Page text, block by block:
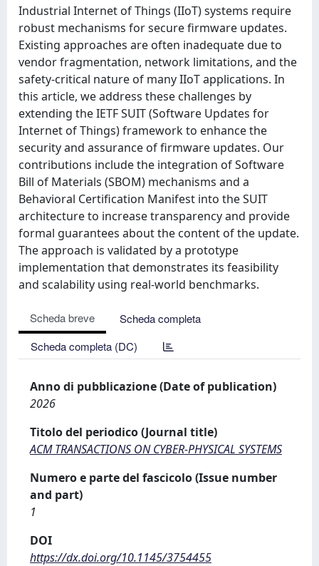
Industrial Internet of Things (IIoT) systems require
robust mechanisms for secure firmware updates.
Existing approaches are often inadequate due to
vendor fragmentation, network limitations, and the
safety-critical nature of many IIoT applications. In
this article, we address these challenges by
extending the IETF SUIT (Software Updates for
Internet of Things) framework to enhance the
security and assurance of firmware updates. Our
contributions include the integration of Software
Bill of Materials (SBOM) mechanisms and a
Behavioral Certification Manifest into the SUIT
architecture to increase transparency and provide
formal guarantees about the content of the update.
The approach is validated by a prototype
implementation that demonstrates its feasibility
and scalability using real-world benchmarks.
Scheda breve
Scheda completa
Scheda completa (DC)
Anno di pubblicazione (Date of publication)
2026
Titolo del periodico (Journal title)
ACM TRANSACTIONS ON CYBER-PHYSICAL SYSTEMS
Numero e parte del fascicolo (Issue number
and part)
1
DOI
https://dx.doi.org/10.1145/3754455